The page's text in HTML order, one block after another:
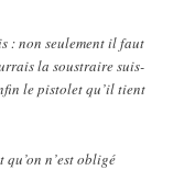
: non seulement il faut
la soustraire suis-
le pistolet qu’il tient
n’est obligé